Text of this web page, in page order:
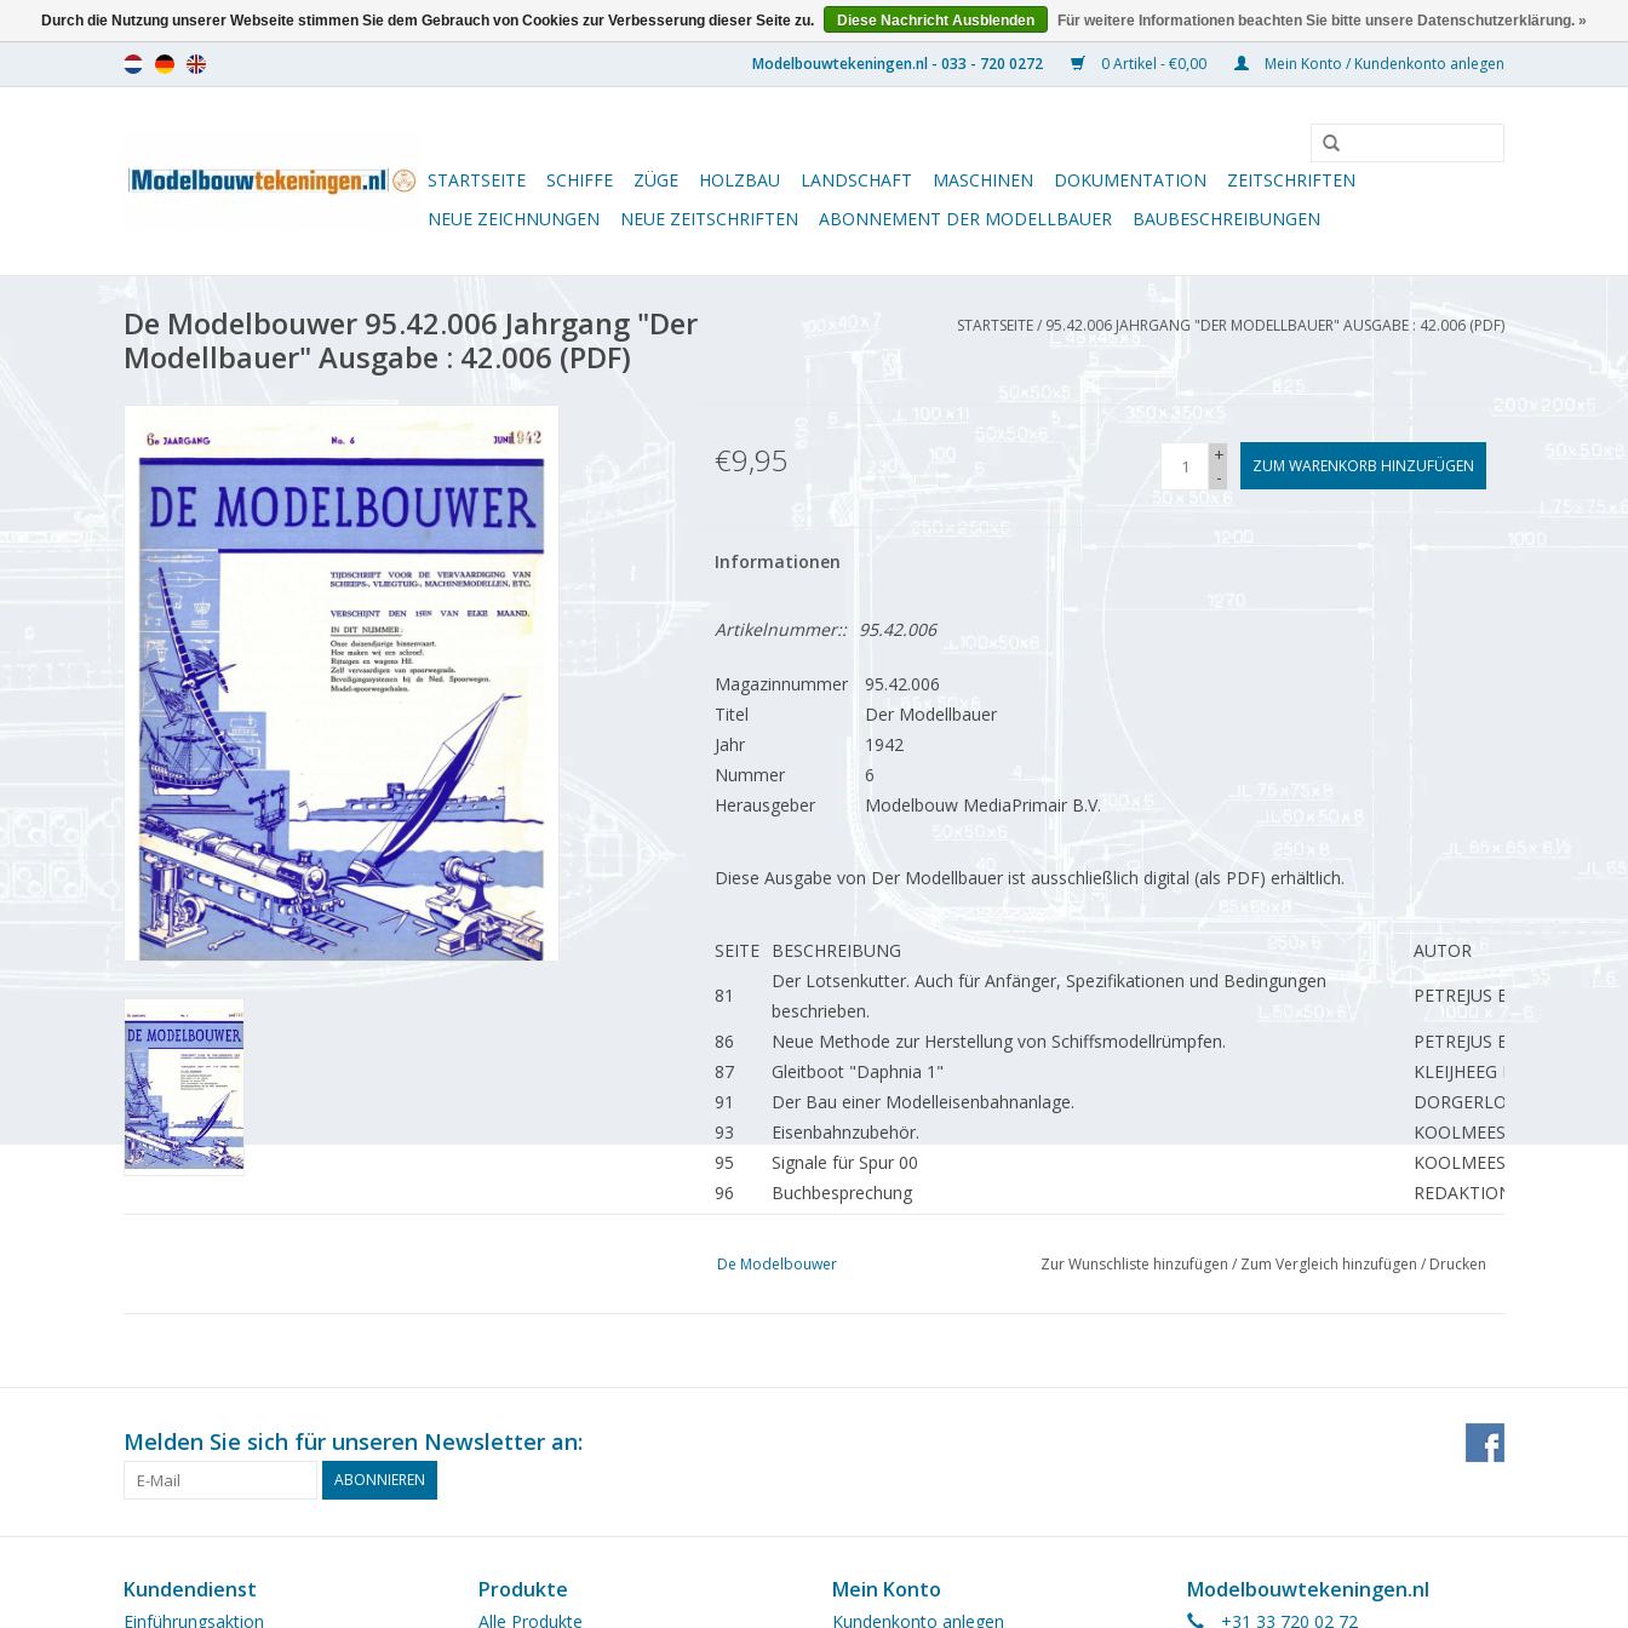
0 Artikel - €0,00 Mein Konto / Kundenkonto anlegen
STARTSEITE SCHIFFE ZÜGE HOLZBAU LANDSCHAFT MASCHINEN DOKUMENTATION
ZEITSCHRIFTEN
NEUE ZEICHNUNGEN
NEUE ZEITSCHRIFTEN ABONNEMENT DER MODELLBAUER BAUBESCHREIBUNGEN
De Modelbouwer 95.42.006 Jahrgang "Der
Modellbauer" Ausgabe : 42.006 (PDF)
STARTSEITE/ 95.42.006 JAHRGANG "DER MODELLBAUER" AUSGABE : 42.006 (PDF)
€9,95
+
-
ZUM WARENKORB HINZUFÜGEN
Informationen
Artikelnummer:: 95.42.006
Magazinnummer
95.42.006
Titel
Der Modellbauer
Jahr
1942
Nummer
6
Herausgeber
Modelbouw MediaPrimair B.V.
Diese Ausgabe von Der Modellbauer ist ausschließlich digital (als PDF) erhältlich.
SEITE BESCHREIBUNG
AUTOR
81
Der Lotsenkutter. Auch für Anfänger, Spezifikationen und Bedingungen
beschrieben.
PETREJUS E.
86
Neue Methode zur Herstellung von Schiffsmodellrümpfen.
PETREJUS E.
87
Gleitboot "Daphnia 1"
KLEIJHEEG L.
91
Der Bau einer Modelleisenbahnanlage.
DORGERLO J.
93
Eisenbahnzubehör.
KOOLMEES W.
95
Signale für Spur 00
KOOLMEES W.
96
Buchbesprechung REDAKTION.
De Modelbouwer Zur Wunschliste hinzufügen / Zum Vergleich hinzufügen / Drucken
Melden Sie sich für unseren Newsletter an:
ABONNIEREN
Kundendienst
Einführungsaktion
Produkte
Alle Produkte
Mein Konto
Kundenkonto anlegen
Modelbouwtekeningen.nl
+31 33 720 02 72
Durch die Nutzung unserer Webseite stimmen Sie dem Gebrauch von Cookies zur Verbesserung dieser Seite zu. Diese Nachricht Ausblenden Für weitere Informationen beachten Sie bitte unsere Datenschutzerklärung. »